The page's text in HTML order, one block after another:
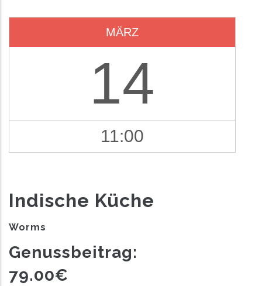
MÄRZ
14
11:00
Indische Küche
Worms
Genussbeitrag:
79.00€